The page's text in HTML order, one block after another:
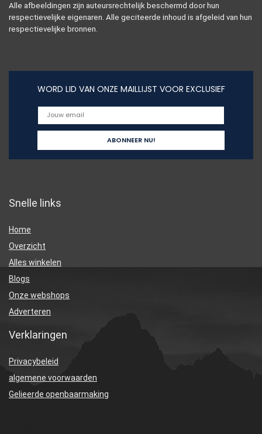
Alle afbeeldingen zijn auteursrechtelijk beschermd door hun
respectievelijke eigenaren. Alle geciteerde inhoud is afgeleid van hun
respectievelijke bronnen.
WORD LID VAN ONZE MAILLIJST VOOR EXCLUSIEF
Snelle links
Home
Overzicht
Alles winkelen
Blogs
Onze webshops
Adverteren
Verklaringen
Privacybeleid
algemene voorwaarden
Gelieerde openbaarmaking